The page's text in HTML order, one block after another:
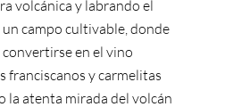
volcánica y labrando el
campo cultivable, donde
en el vino
franciscanos y carmelitas
la atenta mirada del volcán